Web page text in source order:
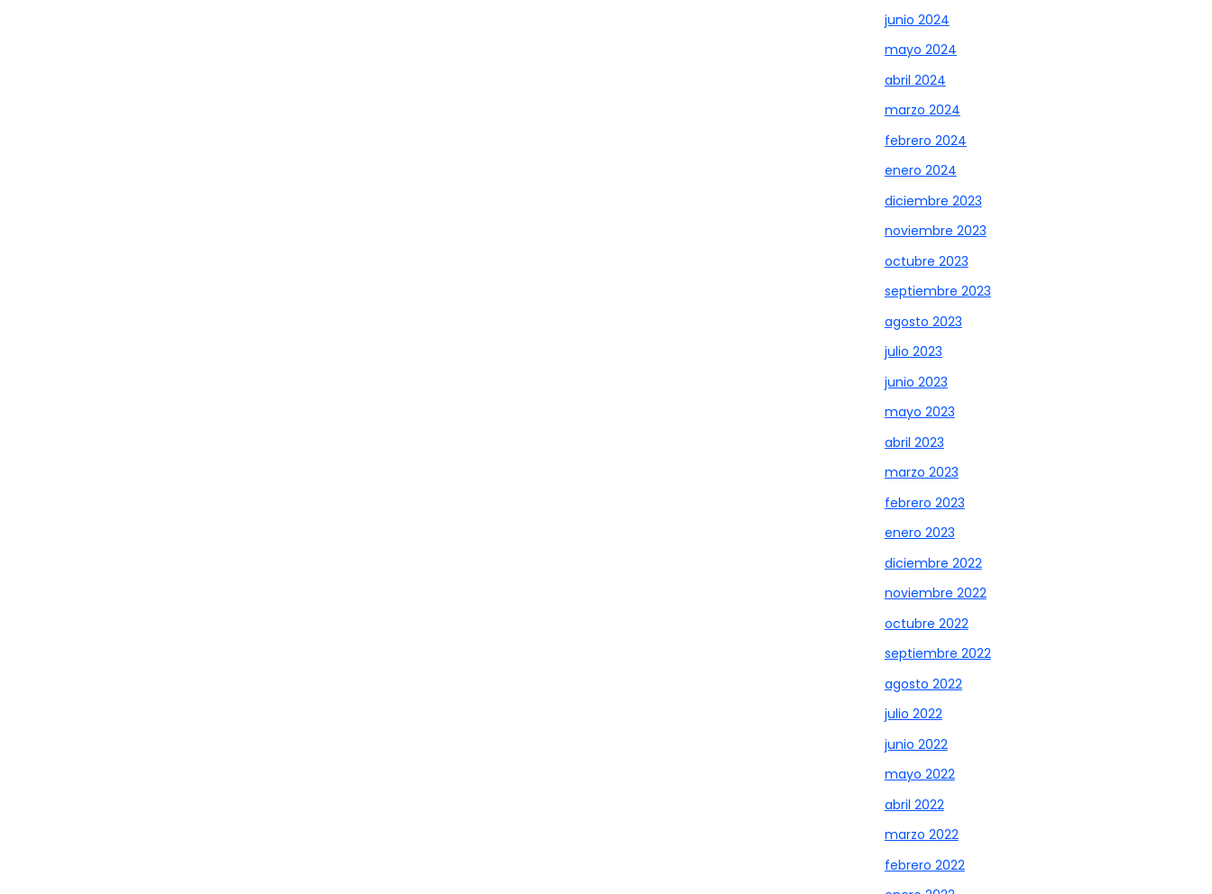
junio 2024
mayo 2024
abril 2024
marzo 2024
febrero 2024
enero 2024
diciembre 2023
noviembre 2023
octubre 2023
septiembre 2023
agosto 2023
julio 2023
junio 2023
mayo 2023
abril 2023
marzo 2023
febrero 2023
enero 2023
diciembre 2022
noviembre 2022
octubre 2022
septiembre 2022
agosto 2022
julio 2022
junio 2022
mayo 2022
abril 2022
marzo 2022
febrero 2022